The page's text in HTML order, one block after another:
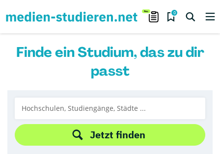
0
Finde ein Studium, das zu dir
passt
Jetzt finden